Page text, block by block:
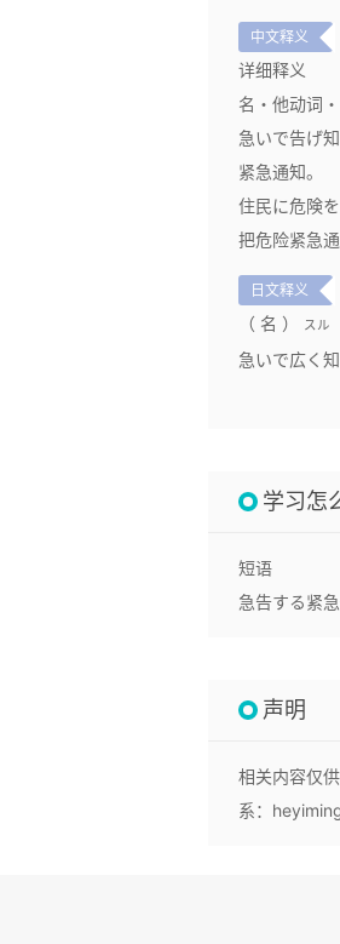
中文释义
详细释义
名・他动词
急いで告げ
紧急通知。
住民に危険を
把危险紧急通
日文释义
（ 名 ） スル
急いで広く
学习怎
短语
急告する紧
声明
相关内容仅
系：